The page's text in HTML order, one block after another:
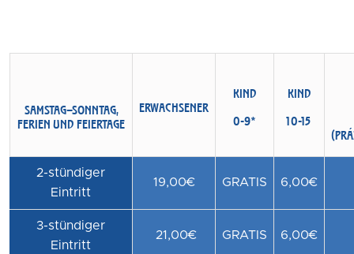
SAMSTAG–SONNTAG,
FERIEN UND FEIERTAGE
ERWACHSENER
KIND
0-9*
KIND
10-15
2-stündiger
Eintritt
19,00€ GRATIS 6,00€
3-stündiger
Eintritt
21,00€ GRATIS 6,00€